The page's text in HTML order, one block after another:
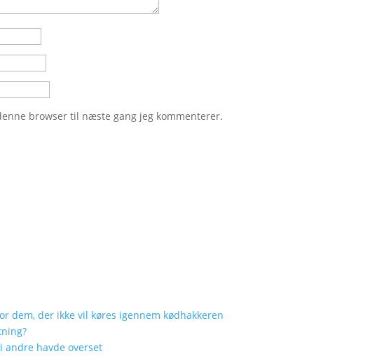
browser til næste gang jeg kommenterer.
dem, der ikke vil køres igennem kødhakkeren
andre havde overset